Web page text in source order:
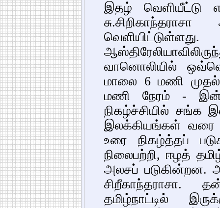
இதழ்
வானொலியில்
மாலை 6 மணி
மணி நேரம் -
நிகழ்ச்சியில் சங்க
இலக்கியங்கள் வரை
உரை நிகழ்த்தப்
நிலைபற்றி, ஈழத்
அலசப் படுகின்றன.
சிறீகாந்தராசா.
தமிழ்நாட்டில்